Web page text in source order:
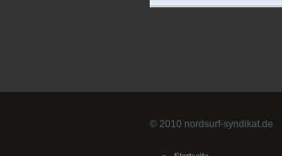
© 2010 nordsurf-syndikat.de